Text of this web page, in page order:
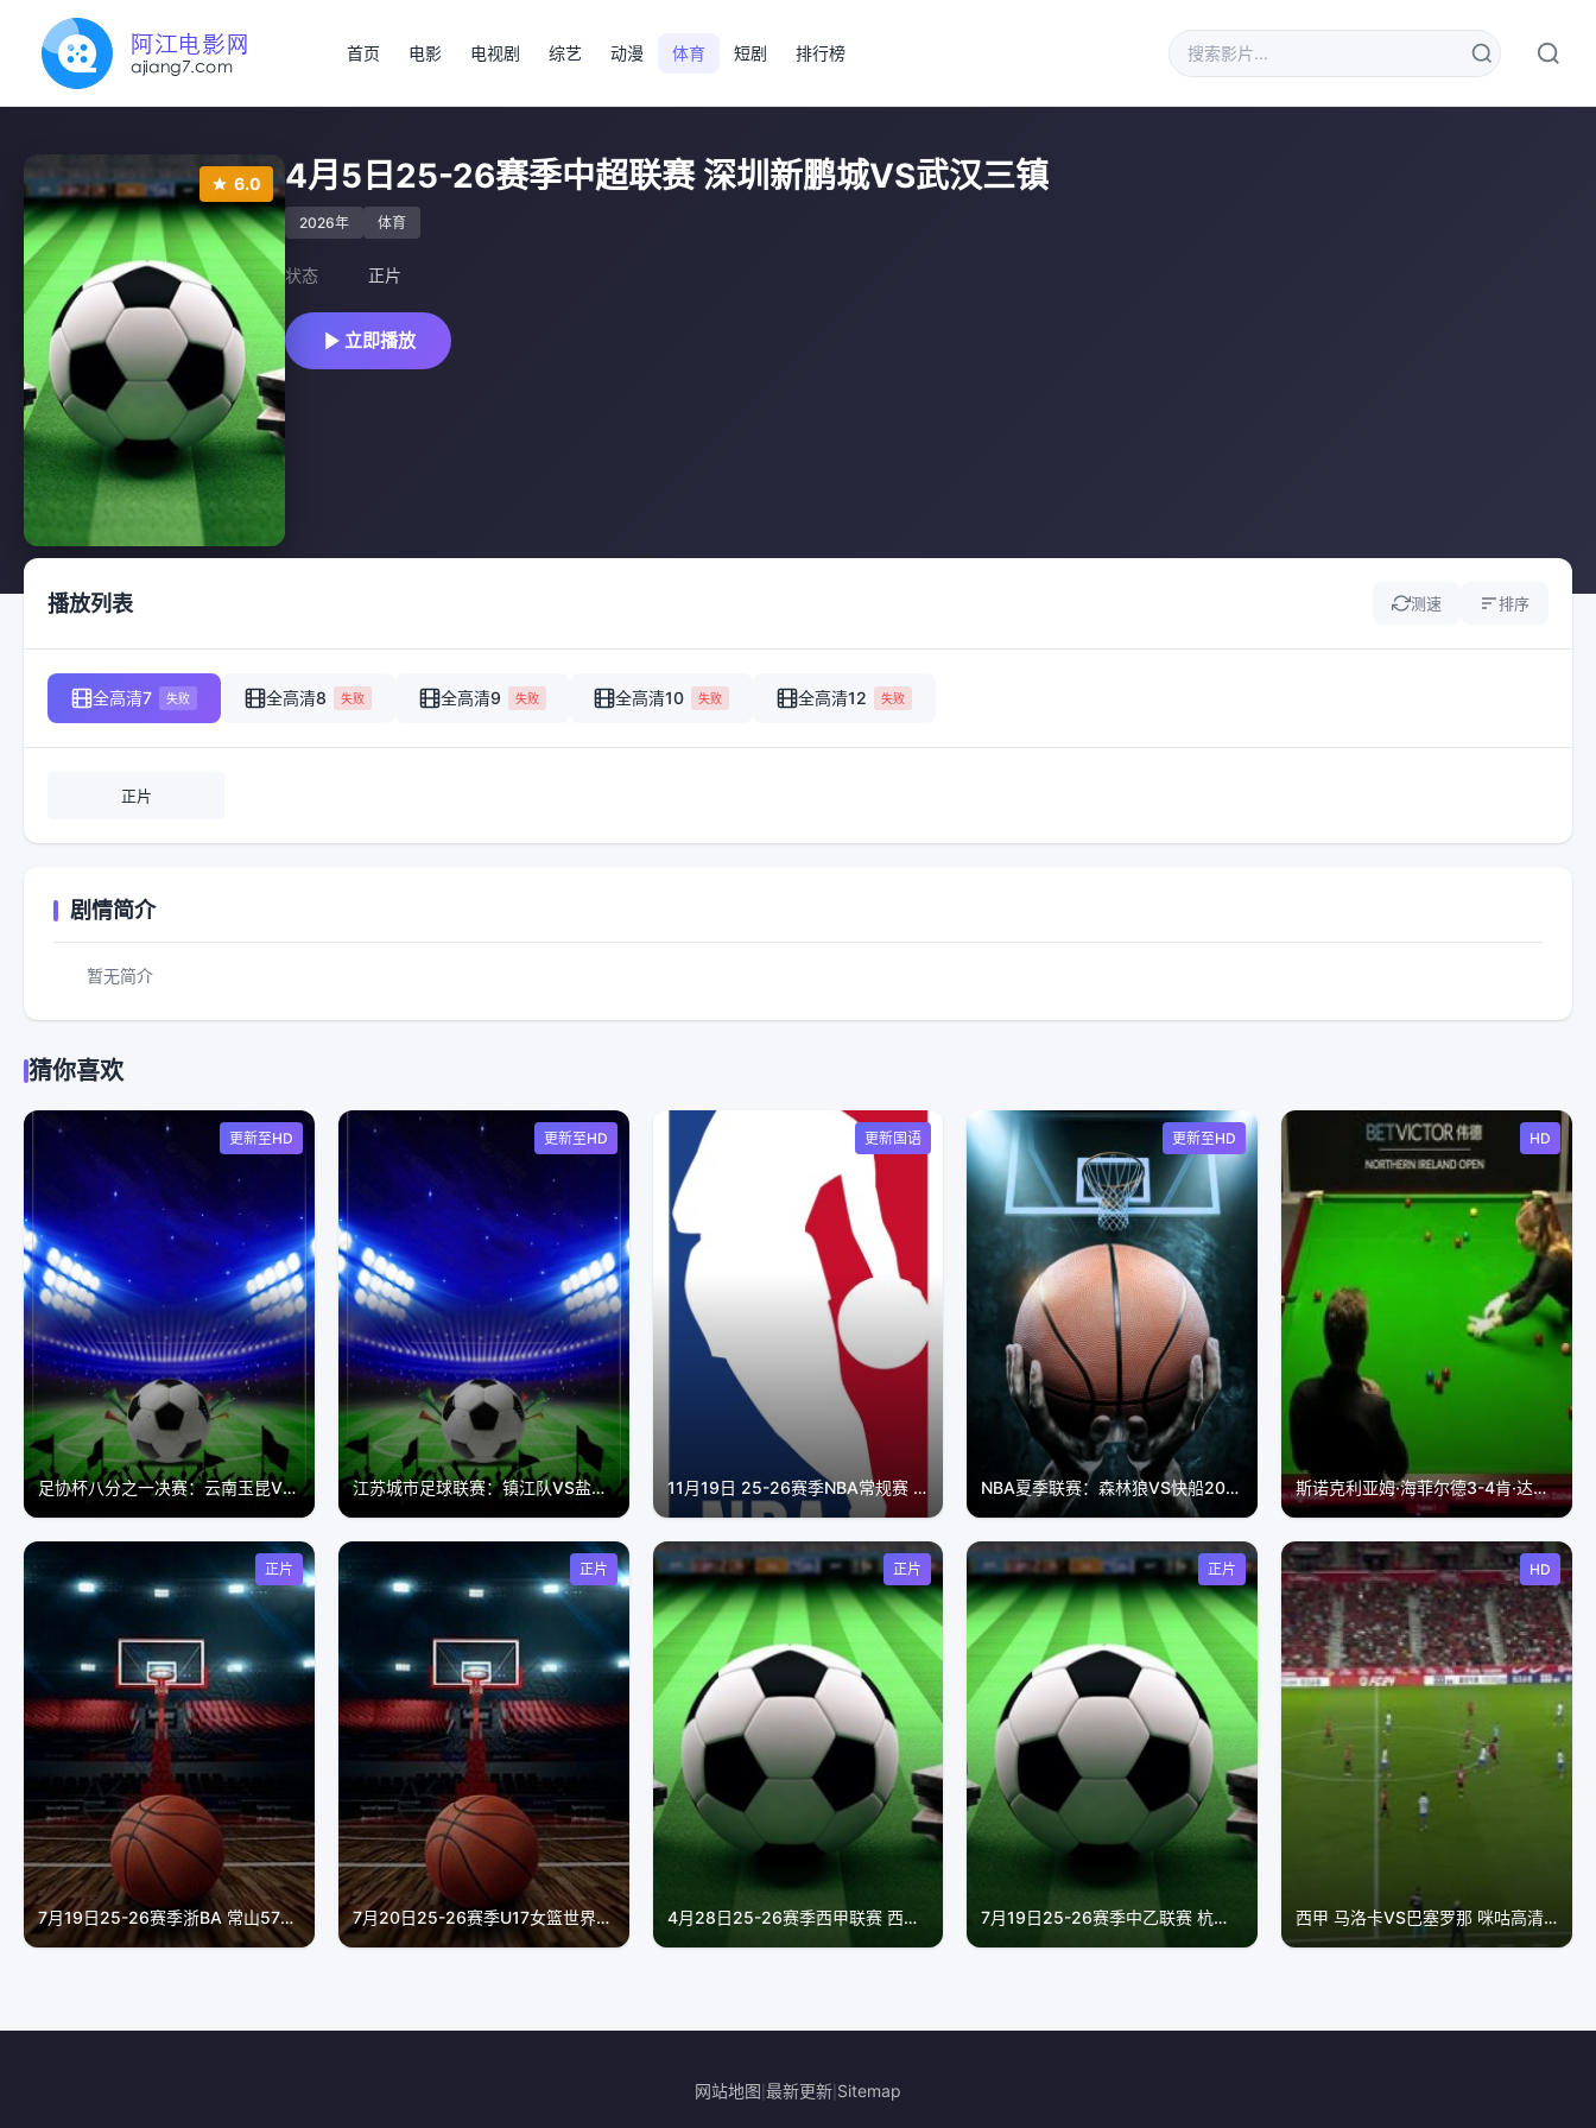
首页 电影 电视剧 综艺 动漫 体育 短剧 排行榜
6.0 4月5日25-26赛季中超联赛 深圳新鹏城VS武汉三镇
2026年 体育
状态 正片
立即播放
播放列表 测速 排序
全高清7 失败 全高清8 失败 全高清9 失败 全高清10 失败 全高清12 失败
正片
剧情简介
暂无简介
猜你喜欢
更新至HD
足协杯八分之一决赛：云南玉昆VS成都蓉城20260621
更新至HD
江苏城市足球联赛：镇江队VS盐城队20260502
更新国语
11月19日 25-26赛季NBA常规赛 勇士VS魔术
更新至HD
NBA夏季联赛：森林狼VS快船20260718
HD
斯诺克利亚姆·海菲尔德3-4肯·达赫迪20231018(李照)
正片
7月19日25-26赛季浙BA 常山57VS74江山
正片
7月20日25-26赛季U17女篮世界杯13-14名排位赛 捷克VS德国
正片
4月28日25-26赛季西甲联赛 西班牙人VS莱万特
正片
7月19日25-26赛季中乙联赛 杭州临平吴越VS成都蓉城希拉谷
HD
西甲 马洛卡VS巴塞罗那 咪咕高清国语 20230927
网站地图 最新更新 Sitemap